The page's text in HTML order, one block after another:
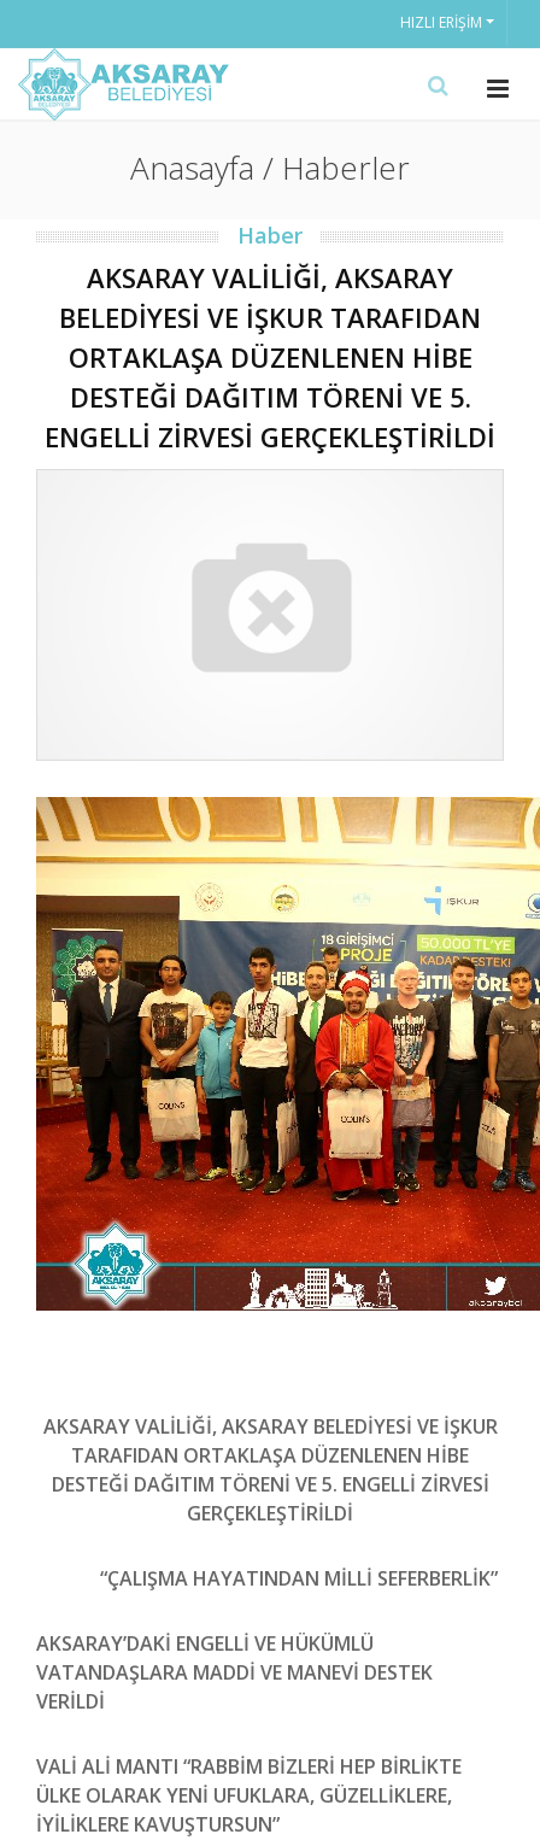
HIZLI ERIŞIM
Anasayfa / Haberler
Haber
AKSARAY VALİLİĞİ, AKSARAY
BELEDİYESİ VE İŞKUR TARAFIDAN
ORTAKLAŞA DÜZENLENEN HİBE
DESTEĞİ DAĞITIM TÖRENİ VE 5.
ENGELLİ ZİRVESİ GERÇEKLEŞTİRİLDİ
AKSARAY VALİLİĞİ, AKSARAY BELEDİYESİ VE İŞKUR
TARAFIDAN ORTAKLAŞA DÜZENLENEN HİBE
DESTEĞİ DAĞITIM TÖRENİ VE 5. ENGELLİ ZİRVESİ
GERÇEKLEŞTİRİLDİ
“ÇALIŞMA HAYATINDAN MİLLİ SEFERBERLİK”
AKSARAY’DAKİ ENGELLİ VE HÜKÜMLÜ
VATANDAŞLARA MADDİ VE MANEVİ DESTEK
VERİLDİ
VALİ ALİ MANTI “RABBİM BİZLERİ HEP BİRLİKTE
ÜLKE OLARAK YENİ UFUKLARA, GÜZELLİKLERE,
İYİLİKLERE KAVUŞTURSUN”